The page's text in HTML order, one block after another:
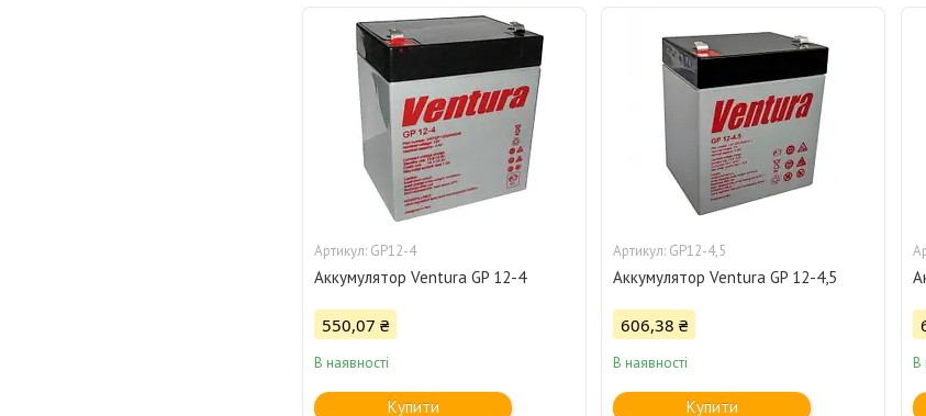
GP12-4
Аккумулятор Ventura GP 12-4
550,07 ₴
В наявності
Купити
GP12-4,5
Аккумулятор Ventura GP 12-4,5
606,38 ₴
В наявності
Купити
В